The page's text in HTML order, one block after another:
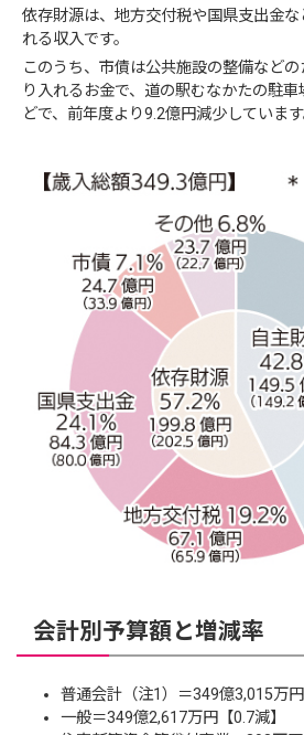
依存財源は、地方交付税や国県支出金
れる収入です。
このうち、市債は公共施設の整備など
り入れるお金で、道の駅むなかたの駐
どで、前年度より9.2億円減少しています
会計別予算額と増減率
普通会計（注1）＝349億3,015万円
一般＝349億2,617万円【0.7減】